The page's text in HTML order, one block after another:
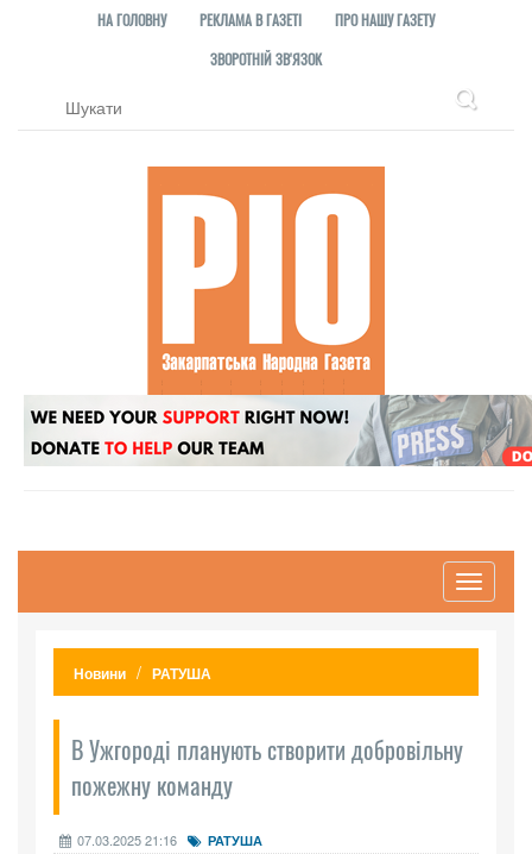
НА ГОЛОВНУ РЕКЛАМА В ГАЗЕТІ
ПРО НАШУ ГАЗЕТУ
ЗВОРОТНІЙ ЗВ'ЯЗОК
Toggle
Новини РАТУША
В Ужгороді планують створити добровільну
пожежну команду
07.03.2025 21:16 РАТУША